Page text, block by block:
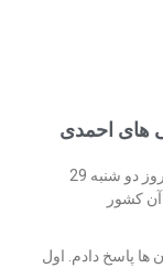
های احمدی
چهارشنبه 31 شهریور 89 / 22 سپتامبر 2010 1 روز دو شنبه 29
کشور
پاسخ دادم. اول